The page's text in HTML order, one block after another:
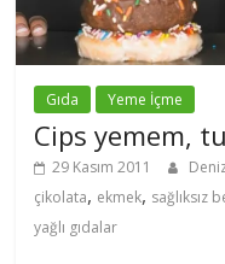
Gıda Yeme İçme
Cips yemem,
29 Kasım 2011
çikolata, ekmek, sağlıksız
yağlı gıdalar